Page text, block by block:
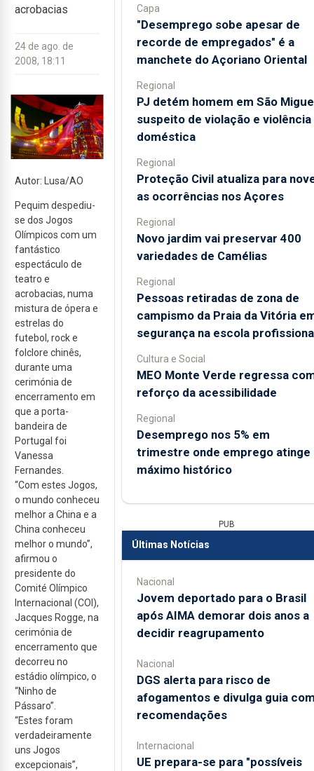
acrobacias
24 de ago. de
2008, 18:11
Autor: Lusa/AO
Pequim despediu-
se dos Jogos
Olímpicos com um
fantástico
espectáculo de
teatro e
acrobacias, numa
mistura de ópera e
estrelas do
futebol, rock e
folclore chinês,
durante uma
cerimónia de
encerramento em
que a porta-
bandeira de
Portugal foi
Vanessa
Fernandes.
“Com estes Jogos,
o mundo conheceu
melhor a China e a
China conheceu
melhor o mundo”,
afirmou o
presidente do
Comité Olímpico
Internacional (COI),
Jacques Rogge, na
cerimónia de
encerramento que
decorreu no
estádio olímpico, o
“Ninho de
Pássaro”.
“Estes foram
verdadeiramente
uns Jogos
excepcionais”,
Capa
"Desemprego sobe apesar de
recorde de empregados" é a
manchete do Açoriano Oriental
Regional
PJ detém homem em São
suspeito de violação e violência
doméstica
Regional
Proteção Civil atualiza para
as ocorrências nos Açores
Regional
Novo jardim vai preservar 400
variedades de Camélias
Regional
Pessoas retiradas de zona de
campismo da Praia da Vitória
segurança na escola
Cultura e Social
MEO Monte Verde regressa
reforço da acessibilidade
Regional
Desemprego nos 5% em
trimestre onde emprego atinge
máximo histórico
PUB
Últimas Notícias
Nacional
Jovem deportado para o Brasil
após AIMA demorar dois anos a
decidir reagrupamento
Nacional
DGS alerta para risco de
afogamentos e divulga guia
recomendações
Internacional
UE prepara-se para "possíveis